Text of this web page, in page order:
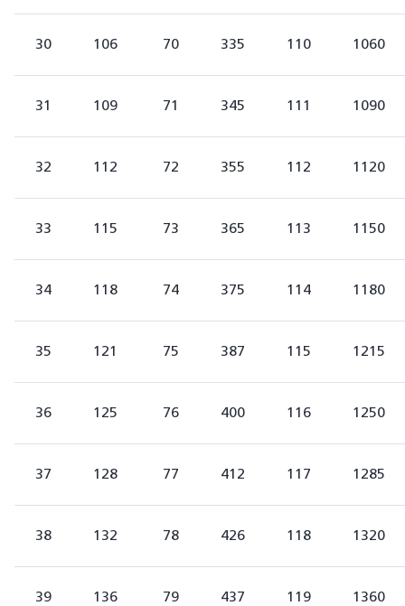
30 106 70 335 110 1060
31 109 71 345 111 1090
32 112 72 355 112 1120
33 115 73 365 113 1150
34 118 74 375 114 1180
35 121 75 387 115 1215
36 125 76 400 116 1250
37 128 77 412 117 1285
38 132 78 426 118 1320
39 136 79 437 119 1360